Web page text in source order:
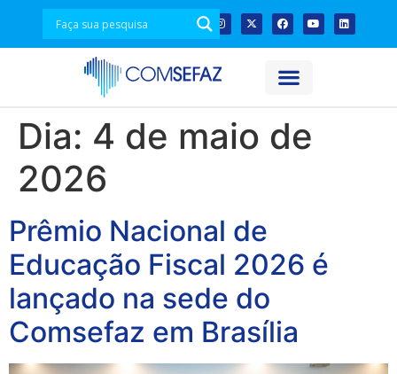
Dia: 4 de maio de
2026
Prêmio Nacional de
Educação Fiscal 2026 é
lançado na sede do
Comsefaz em Brasília